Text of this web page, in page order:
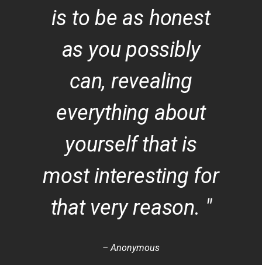
is to be as honest
as you possibly
can, revealing
everything about
yourself that is
most interesting for
that very reason. "
– Anonymous